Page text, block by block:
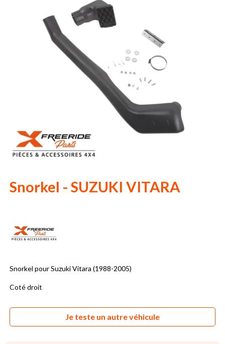
Snorkel - SUZUKI VITARA
Snorkel pour Suzuki Vitara (1988-2005)
Coté droit
Je teste un autre véhicule